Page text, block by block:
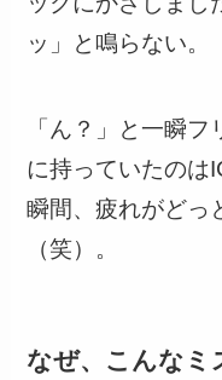
ッ」と鳴らない。
「ん？」と一瞬
に持っていたのは
瞬間、疲れがどっ
（笑）。
なぜ、こんなミ